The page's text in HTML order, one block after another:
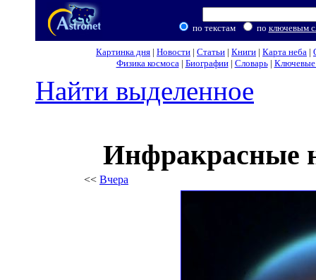
по текстам по ключевым
Картинка дня | Новости | Статьи | Книги | Карта неба |
Физика космоса| Биографии| Словарь| Ключевые
Найти выделенное
Инфракрасные
<< Вчера